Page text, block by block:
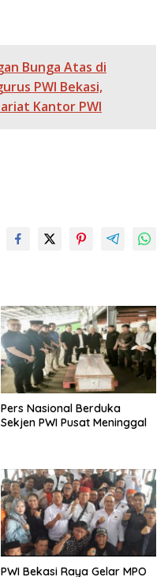
Bunga Atas di
PWI Bekasi,
Kantor PWI
Pers Nasional Berduka
Sekjen PWI Pusat Meninggal
PWI Bekasi Raya Gelar MPO